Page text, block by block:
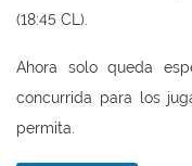
(18:45 CL).
Ahora solo queda
concurrida para los
permita.